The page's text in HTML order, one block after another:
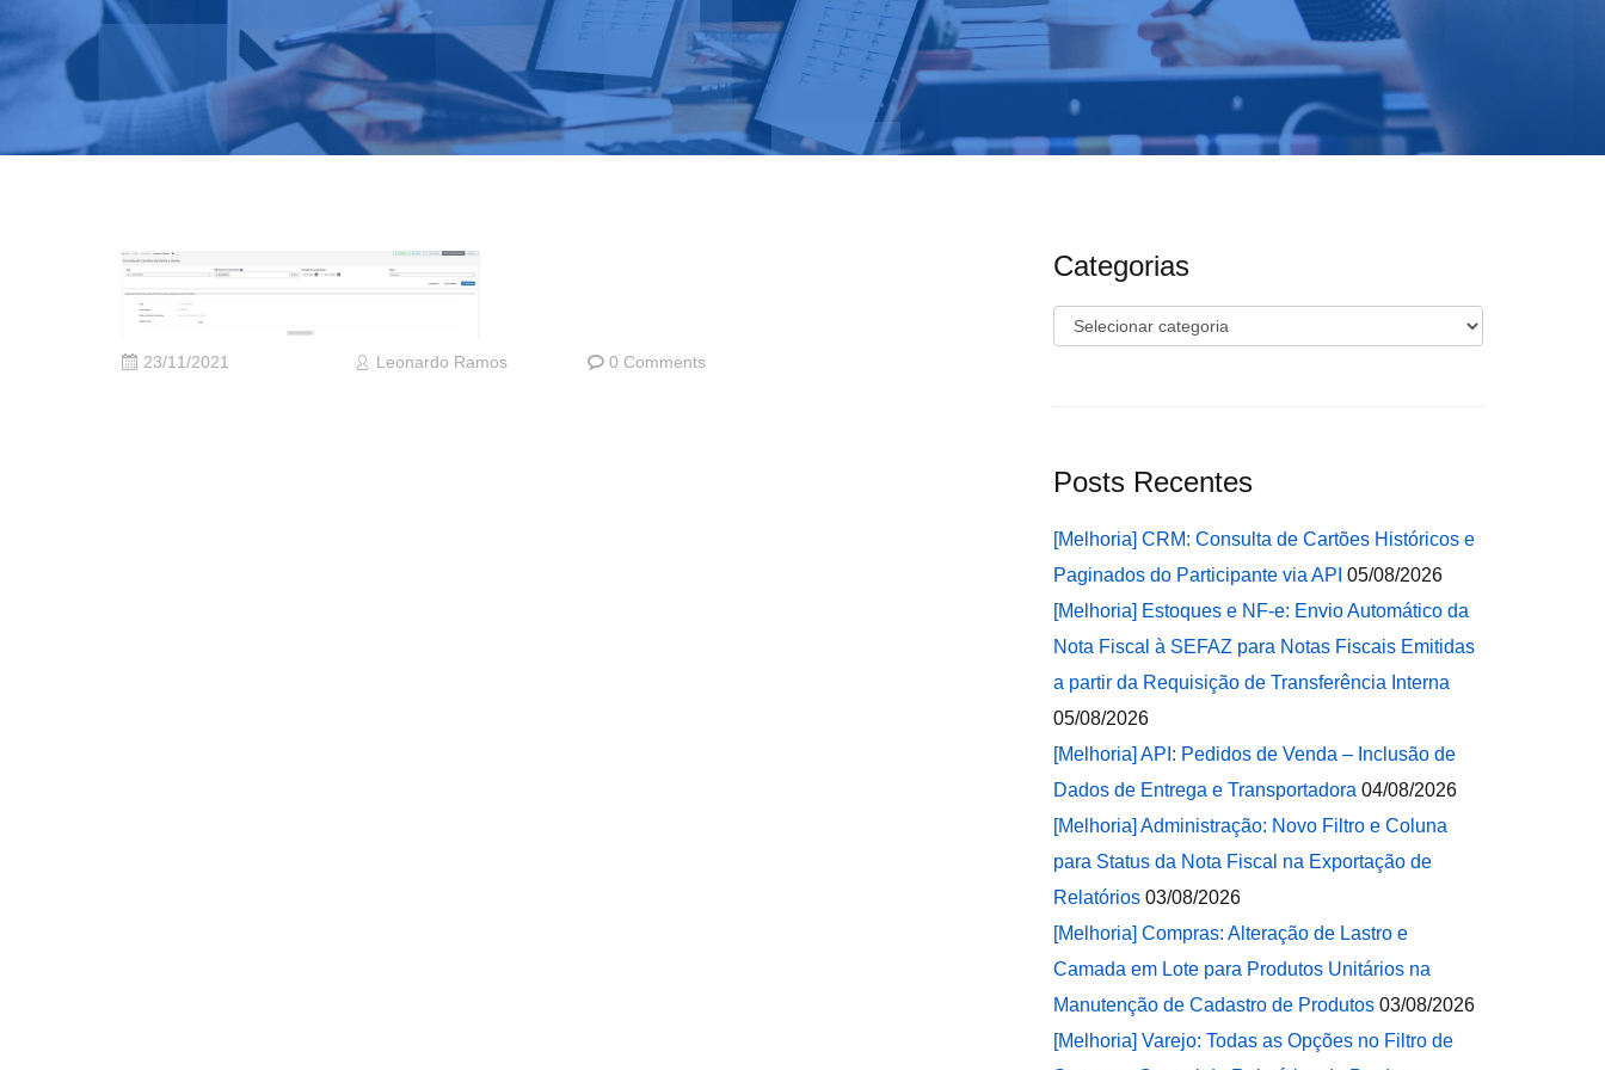
23/11/2021 Leonardo Ramos 0 Comments
Categorias
Categorias
Posts Recentes
[Melhoria] CRM: Consulta de Cartões Históricos e
Paginados do Participante via API 05/08/2026
[Melhoria] Estoques e NF-e: Envio Automático da
Nota Fiscal à SEFAZ para Notas Fiscais Emitidas
a partir da Requisição de Transferência Interna
05/08/2026
[Melhoria] API: Pedidos de Venda – Inclusão de
Dados de Entrega e Transportadora 04/08/2026
[Melhoria] Administração: Novo Filtro e Coluna
para Status da Nota Fiscal na Exportação de
Relatórios 03/08/2026
[Melhoria] Compras: Alteração de Lastro e
Camada em Lote para Produtos Unitários na
Manutenção de Cadastro de Produtos 03/08/2026
[Melhoria] Varejo: Todas as Opções no Filtro de